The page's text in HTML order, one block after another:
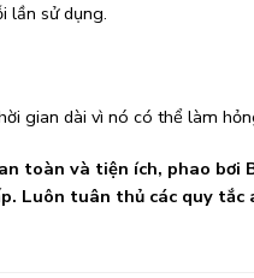
lần sử dụng.
gian dài vì nó có thể làm
toàn và tiện ích, phao
Luôn tuân thủ các quy tắc